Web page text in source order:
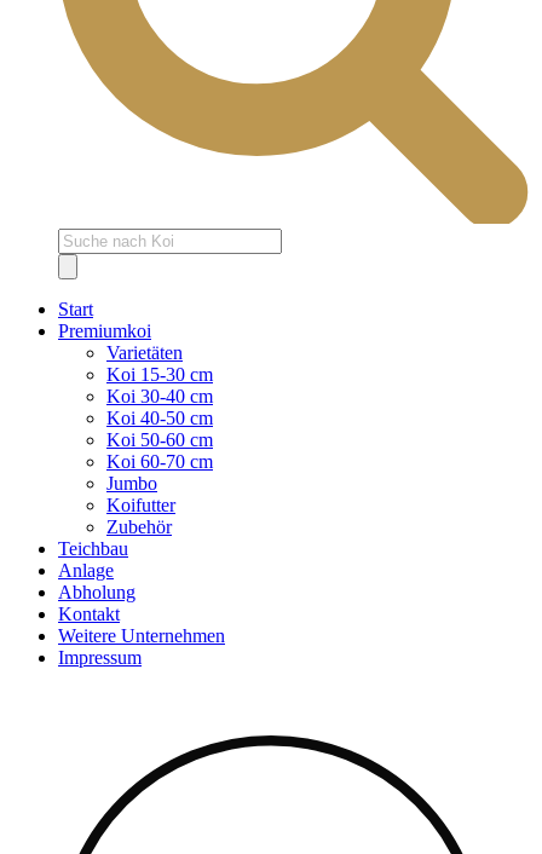
Products
search
Start
Premiumkoi
Varietäten
Koi 15-30 cm
Koi 30-40 cm
Koi 40-50 cm
Koi 50-60 cm
Koi 60-70 cm
Jumbo
Koifutter
Zubehör
Teichbau
Anlage
Abholung
Kontakt
Weitere Unternehmen
Impressum